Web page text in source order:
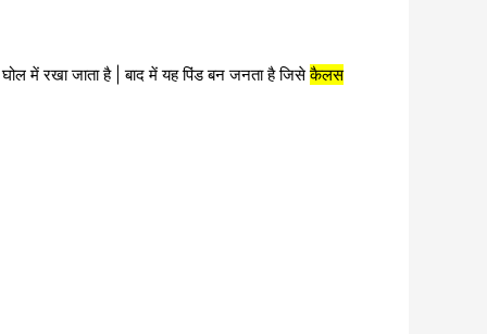
में रखा जाता है | बाद में यह पिंड बन जनता है जिसेकैलस